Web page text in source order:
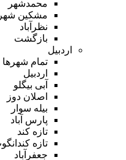
محمدشهر
مشکین شهر
نظرآباد
بازگشت
اردبیل
تمام شهر‌ها
اردبیل
آبی بیگلو
اصلان دوز
بیله سوار
پارس آباد
تازه کند
تازه
جعفرآباد